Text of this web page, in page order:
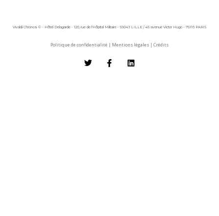
Vivaldi Chronos © - Hôtel Delagarde - 120, rue de l'Hôpital Militaire - 59043 LILLE / 45 avenue Victor Hugo - 75116 PARIS
Politique de confidentialité | Mentions légales | Crédits